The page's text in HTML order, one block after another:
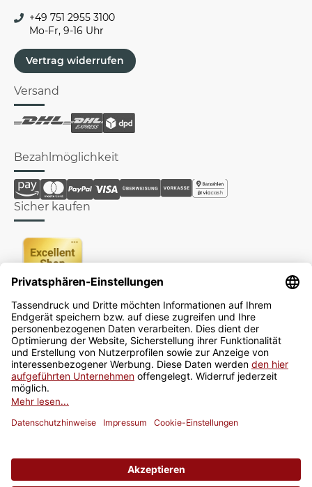
+49 751 2955 3100
Mo-Fr, 9-16 Uhr
Vertrag widerrufen
Versand
Bezahlmöglichkeit
Sicher kaufen
Newsletter